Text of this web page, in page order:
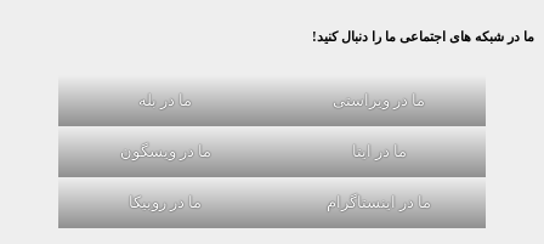
ما در شبکه های اجتماعی ما را دنبال کنید!
ما در ویراستی ما در بله
ما در ایتا ما در ویسگون
ما در اینستاگرام ما در روبیکا